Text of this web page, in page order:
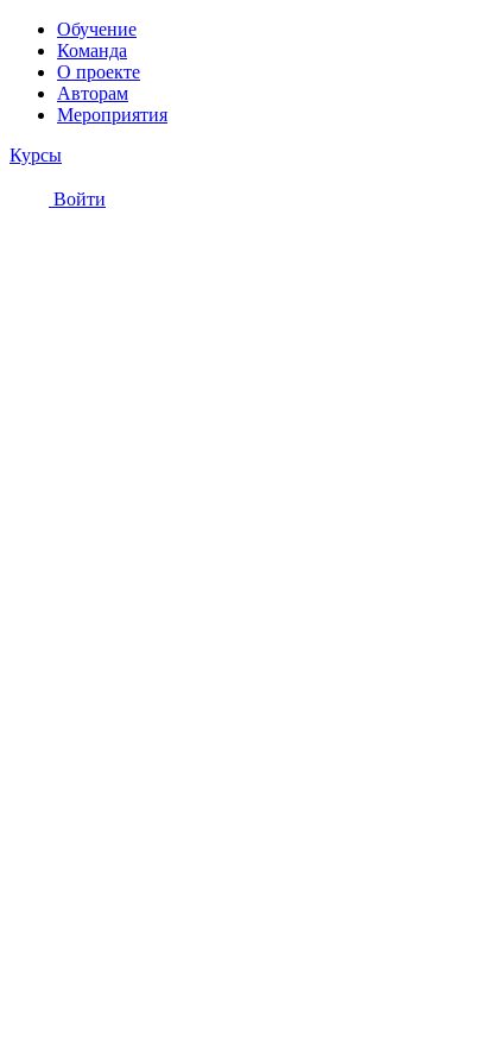
Обучение
Команда
О проекте
Авторам
Мероприятия
Курсы
Войти